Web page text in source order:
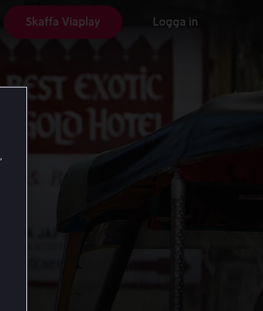
Skaffa Viaplay Logga in